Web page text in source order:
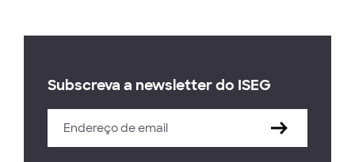
Subscreva a newsletter do ISEG